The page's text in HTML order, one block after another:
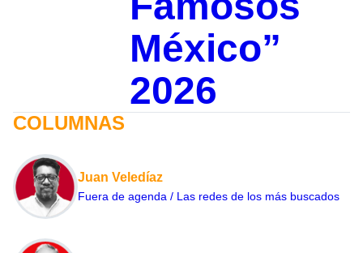
México”
2026
COLUMNAS
Juan Veledíaz
Fuera de agenda / Las redes de los más buscados